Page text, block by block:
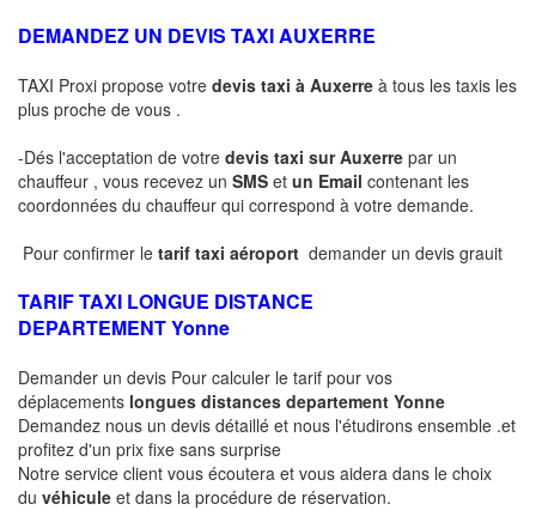
DEMANDEZ UN DEVIS TAXI AUXERRE
TAXI Proxi propose votre devis taxi à Auxerre à tous les taxis les
plus proche de vous .
-Dés l'acceptation de votre devis taxi sur Auxerre par un
chauffeur , vous recevez un SMS et un Email contenant les
coordonnées du chauffeur qui correspond à votre demande.
Pour confirmer le tarif taxi aéroport demander un devis grauit
TARIF TAXI LONGUE DISTANCE
DEPARTEMENTYonne
Demander un devis Pour calculer le tarif pour vos
déplacements longues distances departement Yonne
Demandez nous un devis détaillé et nous l'étudirons ensemble .et
profitez d'un prix fixe sans surprise
Notre service client vous écoutera et vous aidera dans le choix
du véhicule et dans la procédure de réservation.